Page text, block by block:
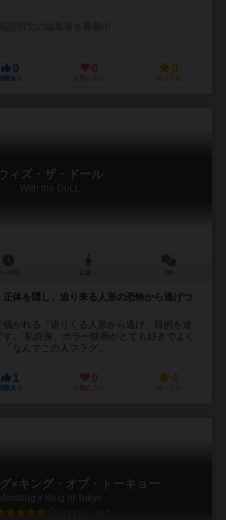
0
験あり
0
お気に入り
0
持ってる
ィズ・ザ・ドール
With the DoLL
体を隠し、迫り来る人形の恐怖から逃げつ
かれる「迫りくる人形から逃げ、目的を達
。 私自身、ホラー映画がとても好きでよく
なんでこの人フラグ...
1
験あり
0
お気に入り
4
持ってる
×キング・オブ・トーキョー
Mindbug x King of Tokyo
6.5